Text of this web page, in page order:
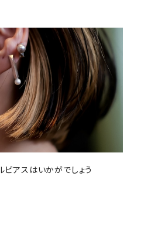
アスはいかがでしょう